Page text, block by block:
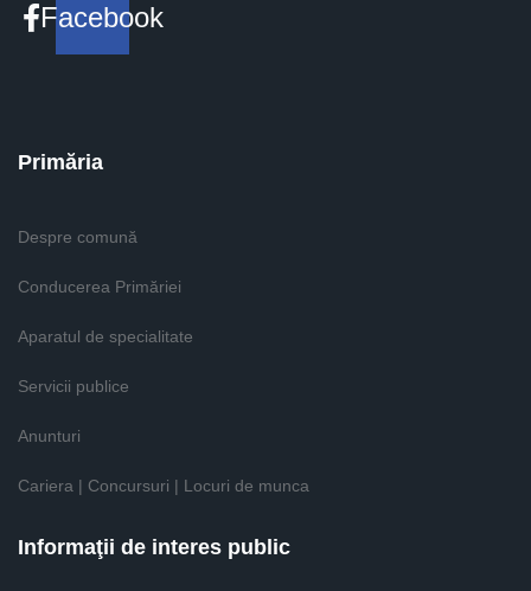
Facebook
Primăria
Despre comună
Conducerea Primăriei
Aparatul de specialitate
Servicii publice
Anunturi
Cariera | Concursuri | Locuri de munca
Informaţii de interes public